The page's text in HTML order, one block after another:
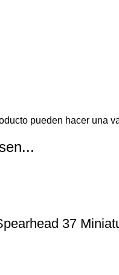
pueden hacer una
37